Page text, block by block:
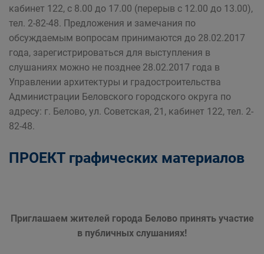
кабинет 122, с 8.00 до 17.00 (перерыв с 12.00 до 13.00),
тел. 2-82-48. Предложения и замечания по
обсуждаемым вопросам принимаются до 28.02.2017
года, зарегистрироваться для выступления в
слушаниях можно не позднее 28.02.2017 года в
Управлении архитектуры и градостроительства
Администрации Беловского городского округа по
адресу: г. Белово, ул. Советская, 21, кабинет 122, тел. 2-
82-48.
ПРОЕКТ графических материалов
Приглашаем жителей города Белово принять участие
в публичных слушаниях!